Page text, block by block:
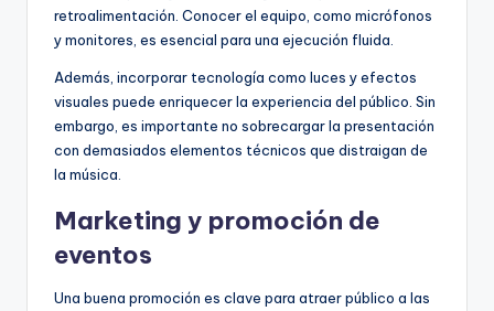
retroalimentación. Conocer el equipo, como micrófonos
y monitores, es esencial para una ejecución fluida.
Además, incorporar tecnología como luces y efectos
visuales puede enriquecer la experiencia del público. Sin
embargo, es importante no sobrecargar la presentación
con demasiados elementos técnicos que distraigan de
la música.
Marketing y promoción de
eventos
Una buena promoción es clave para atraer público a las